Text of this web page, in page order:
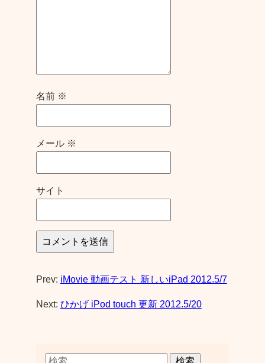
名前 ※
メール ※
サイト
Prev: iMovie 動画テスト 新しいiPad 2012.5/7
Next: ひかげ iPod touch 更新 2012.5/20
検索